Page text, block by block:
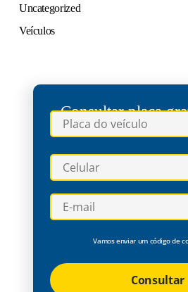
Uncategorized
Veículos
Consultar placa
Vamos enviar um código de
Consultar